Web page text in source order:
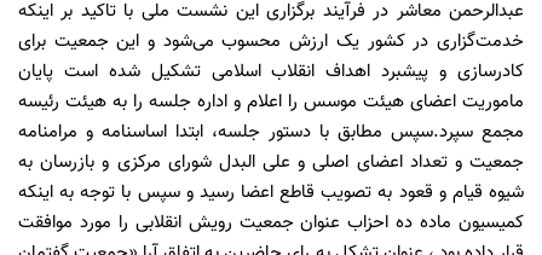
عبدالرحمن معاشر در فرآیند برگزاری این نشست ملی با تاکید بر اینکه
خدمت‌گزاری در کشور یک ارزش محسوب می‌شود و این جمعیت برای
کادرسازی و پیشبرد اهداف انقلاب اسلامی تشکیل شده است پایان
ماموریت اعضای هیئت موسس را اعلام و اداره جلسه را به هیئت رئیسه
مجمع سپرد.سپس مطابق با دستور جلسه، ابتدا اساسنامه و مرام‎نامه
جمعیت و تعداد اعضای اصلی و علی البدل شورای مرکزی و بازرسان به
شیوه قیام و قعود به تصویب قاطع اعضا رسید و سپس با توجه به اینکه
کمیسیون ماده ده احزاب عنوان جمعیت رویش انقلابی را مورد موافقت